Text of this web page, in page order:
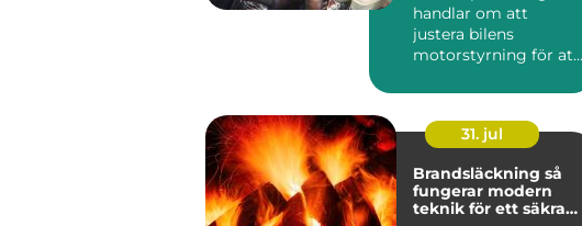
handlar om att
justera bilens
motorstyrning för att
gasrespons ...
31. jul
Brandsläckning så
fungerar modern
teknik för ett säkrare